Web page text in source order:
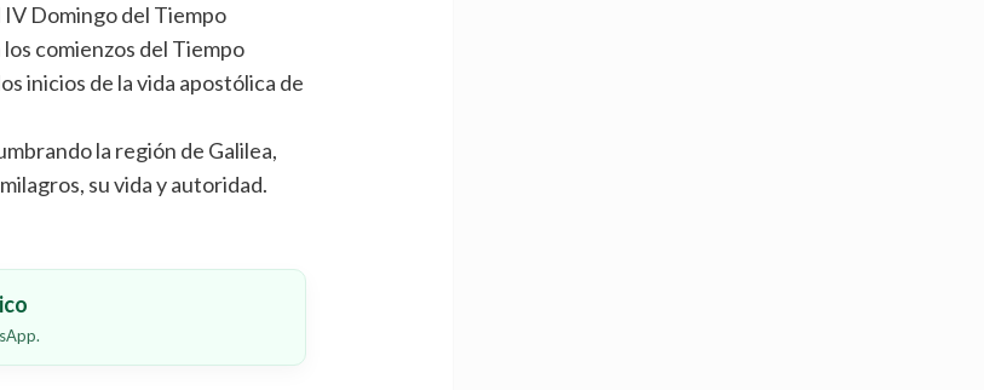
IV Domingo del Tiempo
comienzos del Tiempo
inicios de la vida apostólica de
la región de Galilea,
su vida y autoridad.